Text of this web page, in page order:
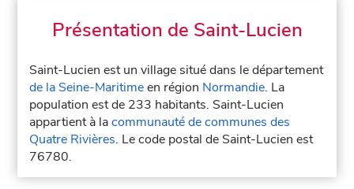
Présentation de Saint-Lucien
Saint-Lucien est un village situé dans le département
de la Seine-Maritimeen région Normandie. La
population est de 233 habitants. Saint-Lucien
appartient à lacommunauté de communes des
Quatre Rivières. Le code postal de Saint-Lucien est
76780.